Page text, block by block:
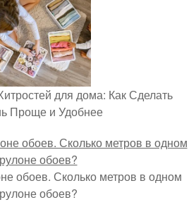
для дома: Как Сделать
Проще и Удобнее
обоев. Сколько метров в одном
рулоне обоев?